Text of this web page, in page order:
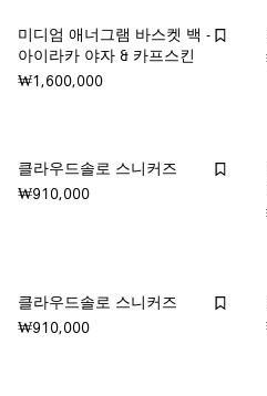
미디엄 애너그램 바스켓 백 -
아이라카 야자 & 카프스킨
₩1,600,000
클라우드솔로 스니커즈
₩910,000
클라우드솔로 스니커즈
₩910,000